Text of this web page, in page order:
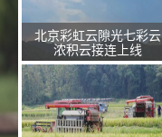
北京彩虹云隙光七彩云
浓积云接连上线